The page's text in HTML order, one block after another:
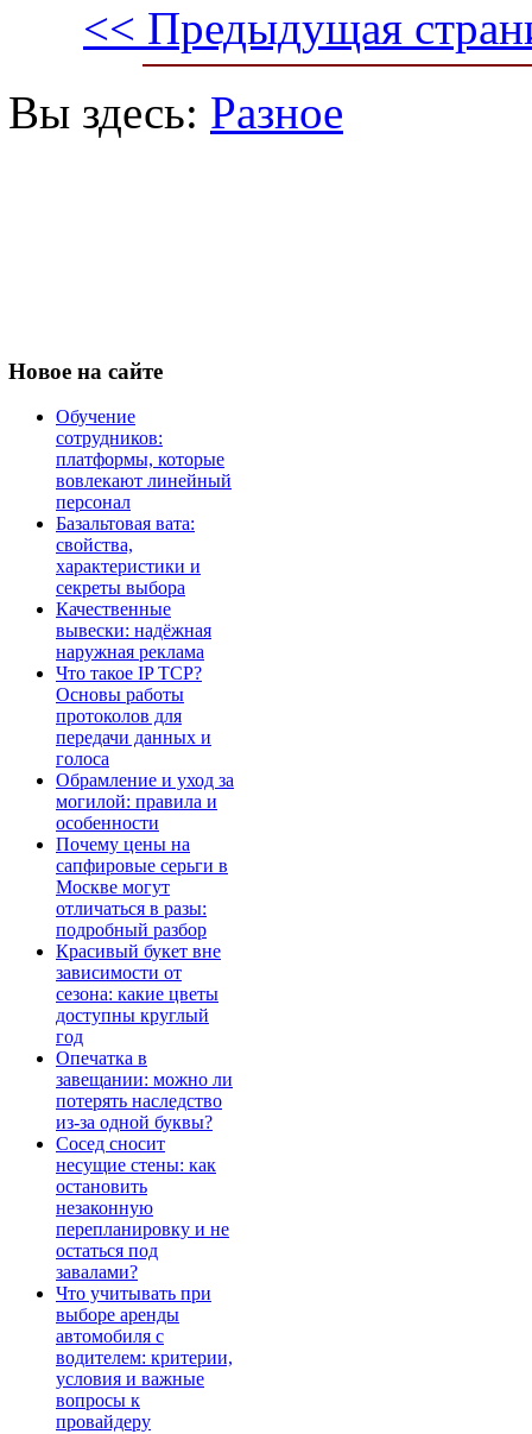
<< Предыдущая
Вы здесь: Разное
Новое на сайте
Обучение
сотрудников:
платформы, которые
вовлекают линейный
персонал
Базальтовая вата:
свойства,
характеристики и
секреты выбора
Качественные
вывески: надёжная
наружная реклама
Что такое IP TCP?
Основы работы
протоколов для
передачи данных и
голоса
Обрамление и уход за
могилой: правила и
особенности
Почему цены на
сапфировые серьги в
Москве могут
отличаться в разы:
подробный разбор
Красивый букет вне
зависимости от
сезона: какие цветы
доступны круглый
год
Опечатка в
завещании: можно ли
потерять наследство
из-за одной буквы?
Сосед сносит
несущие стены: как
остановить
незаконную
перепланировку и не
остаться под
завалами?
Что учитывать при
выборе аренды
автомобиля с
водителем: критерии,
условия и важные
вопросы к
провайдеру